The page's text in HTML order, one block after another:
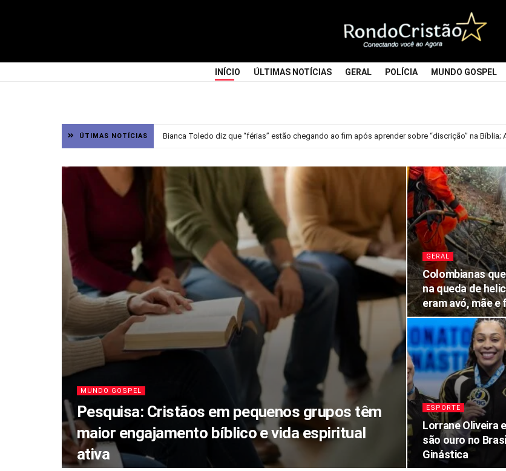
Rondocristao
INÍCIO ÚLTIMAS NOTÍCIAS GERAL POLÍCIA MUNDO GOSPEL
ÚTIMAS NOTÍCIAS Bianca Toledo diz que “férias” estão chegando ao fim após aprender sobre “discrição” na Bíblia;
MUNDO GOSPEL
Pesquisa: Cristãos em pequenos grupos têm
maior engajamento bíblico e vida espiritual
ativa
GERAL
Colombianas
na queda de
eram avó, mãe e
ESPORTE
Lorrane Oliveira
são ouro no
Ginástica